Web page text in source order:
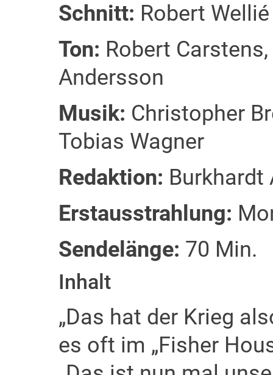
Schnitt: Robert
Ton: Robert
Andersson
Musik: Christopher
Tobias Wagner
Redaktion:
Erstausstrahlung:
Sendelänge: 70 Min.
Inhalt
„Das hat der Krieg
es oft im „Fisher